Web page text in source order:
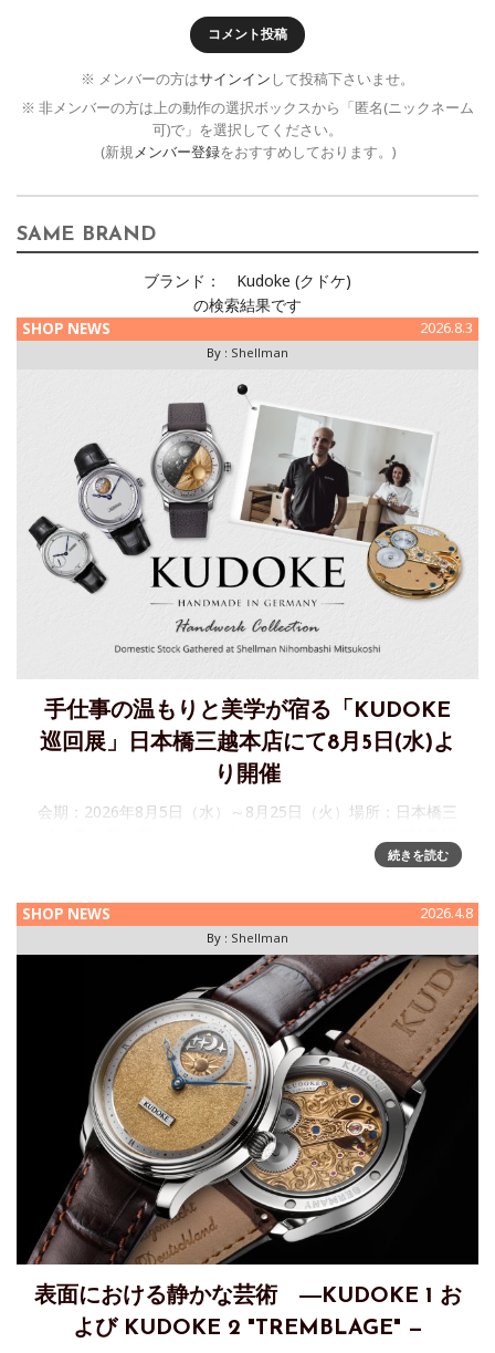
コメント投稿
※ メンバーの方はサインイン して投稿下さいませ。
※ 非メンバーの方は上の動作の選択ボックスから「匿名(ニックネーム
可)で」を選択してください。
(新規メンバー登録をおすすめしております。)
SAME BRAND
ブランド：
Kudoke (クドケ)
の検索結果です
SHOP NEWS 2026.8.3
By : Shellman
手仕事の温もりと美学が宿る「KUDOKE
巡回展」日本橋三越本店にて8月5日(水)よ
り開催
会期：2026年8月5日（水）～8月25日（火）場所：日本橋三
宿店・銀座三越店にてご好評をいただいております、ドイツ
続きを読む
SHOP NEWS 2026.4.8
By : Shellman
表面における静かな芸術 ―KUDOKE 1 お
よび KUDOKE 2 "TREMBLAGE" —